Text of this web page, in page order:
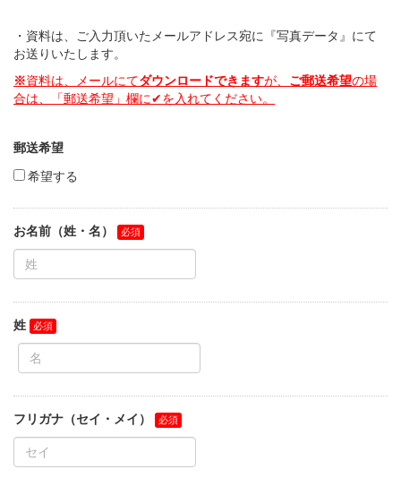
・資料は、ご入力頂いたメールアドレス宛に『写真データ』にて
お送りいたします。
※資料は、メールにてダウンロードできますが、 ご郵送希望の場
合は、「郵送希望」欄に✔︎を入れてください。
郵送希望
希望する
お名前（姓・名）
姓
フリガナ（セイ・メイ）